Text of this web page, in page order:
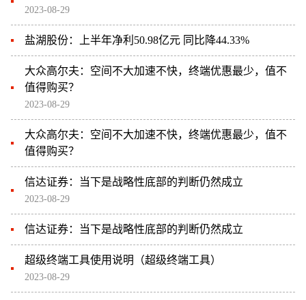
2023-08-29
盐湖股份：上半年净利50.98亿元 同比降44.33%
大众高尔夫：空间不大加速不快，终端优惠最少，值不
值得购买？
2023-08-29
大众高尔夫：空间不大加速不快，终端优惠最少，值不
值得购买？
信达证券：当下是战略性底部的判断仍然成立
2023-08-29
信达证券：当下是战略性底部的判断仍然成立
超级终端工具使用说明（超级终端工具）
2023-08-29